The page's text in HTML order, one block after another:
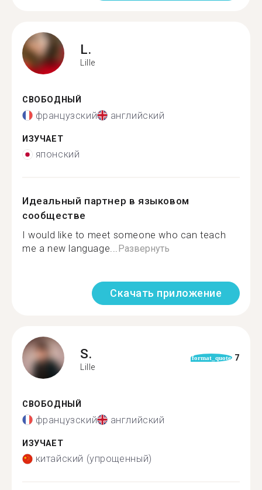
L.
Lille
СВОБОДНЫЙ
французский английский
ИЗУЧАЕТ
японский
Идеальный партнер в языковом
сообществе
I would like to meet someone who can teach
me a new language...Развернуть
Скачать приложение
S.
Lille
format_quote 7
СВОБОДНЫЙ
французский английский
ИЗУЧАЕТ
китайский (упрощенный)